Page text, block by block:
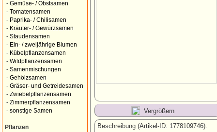
- Gemüse- / Obstsamen
- Tomatensamen
- Paprika- / Chilisamen
- Kräuter- / Gewürzsamen
- Staudensamen
- Ein- / zweijährige Blumen
- Kübelpflanzensamen
- Wildpflanzensamen
- Samenmischungen
- Gehölzsamen
- Gräser- und Getreidesamen
- Zwiebelpflanzensamen
- Zimmerpflanzensamen
- sonstige Samen
Pflanzen
Vergrößern
Beschreibung (Artikel-ID: 1778109746):